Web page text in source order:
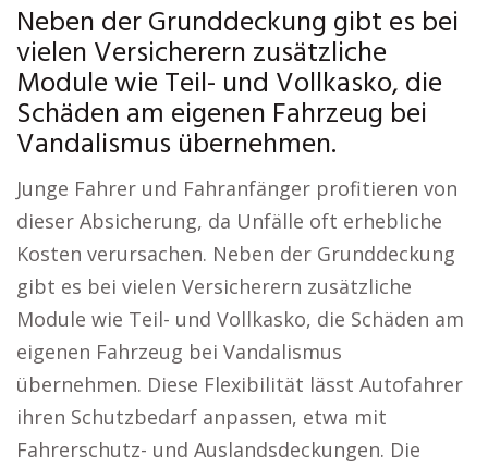
Neben der Grunddeckung gibt es bei
vielen Versicherern zusätzliche
Module wie Teil- und Vollkasko, die
Schäden am eigenen Fahrzeug bei
Vandalismus übernehmen.
Junge Fahrer und Fahranfänger profitieren von
dieser Absicherung, da Unfälle oft erhebliche
Kosten verursachen. Neben der Grunddeckung
gibt es bei vielen Versicherern zusätzliche
Module wie Teil- und Vollkasko, die Schäden am
eigenen Fahrzeug bei Vandalismus
übernehmen. Diese Flexibilität lässt Autofahrer
ihren Schutzbedarf anpassen, etwa mit
Fahrerschutz- und Auslandsdeckungen. Die